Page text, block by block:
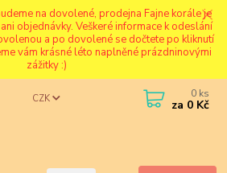
na dovolené, prodejna Fajne korále je
objednávky. Veškeré informace k odeslání
a po dovolené se dočtete po kliknutí
vám krásné léto naplněné prázdninovými
zážitky :)
CZK 0 ks
za 0 Kč